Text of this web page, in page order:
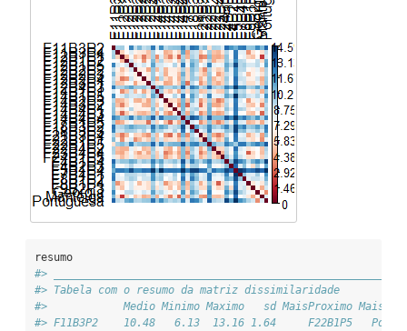
resumo
#>
#> Tabela com o resumo da matriz dissimilaridade
#>            Medio Minimo Maximo   sd MaisProximo
#> F11B3P2    10.48   6.13  13.16 1.64     F22B1P5